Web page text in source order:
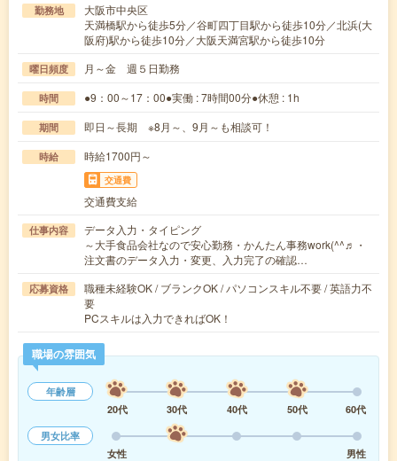
勤務地
大阪市中央区
天満橋駅から徒歩5分／谷町四丁目駅から徒歩10分／北浜(大
阪府)駅から徒歩10分／大阪天満宮駅から徒歩10分
曜日頻度 月～金 週５日勤務
時間 ●9：00～17：00●実働 : 7時間00分●休憩 : 1h
期間 即日～長期 ※8月～、9月～も相談可！
時給 時給1700円～
交通費
交通費支給
仕事内容
データ入力・タイピング
～大手食品会社なので安心勤務・かんたん事務work(^^♬・
注文書のデータ入力・変更、入力完了の確認…
応募資格
職種未経験OK / ブランクOK / パソコンスキル不要 / 英語力不
要
PCスキルは入力できればOK！
職場の雰囲気
年齢層
20代
30代 40代 50代
60代
男女比率
女性
男性